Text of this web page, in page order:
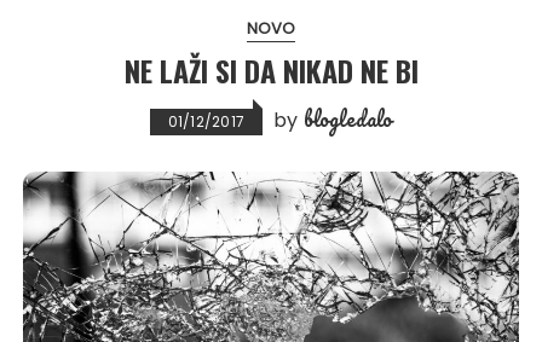
NOVO
NE LAŽI SI DA NIKAD NE BI
01/12/2017 by blogledalo